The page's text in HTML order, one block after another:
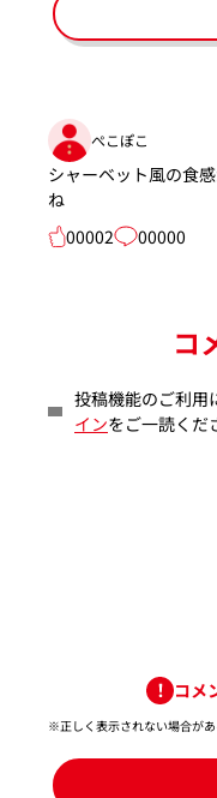
ぺこぽこ
シャーベット風の食
ね
00002
00000
コ
投稿機能のご利用
インをご一読くだ
コメ
※正しく表示されない場合があ